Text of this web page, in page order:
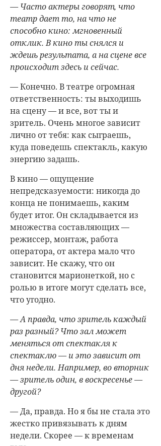
— Часто актеры говорят, что
театр дает то, на что не
способно кино: мгновенный
отклик. В кино ты снялся и
ждешь результата, а на сцене все
происходит здесь и сейчас.
— Конечно. В театре огромная
ответственность: ты выходишь
на сцену — и все, вот ты и
зритель. Очень многое зависит
лично от тебя: как сыграешь,
куда поведешь спектакль, какую
энергию задашь.
В кино — ощущение
непредсказуемости: никогда до
конца не понимаешь, каким
будет итог. Он складывается из
множества составляющих —
режиссер, монтаж, работа
оператора, от актера мало что
зависит. Не скажу, что он
становится марионеткой, но с
ролью в итоге могут сделать все,
что угодно.
— А правда, что зритель каждый
раз разный? Что зал может
меняться от спектакля к
спектаклю — и это зависит от
дня недели. Например, во вторник
— зритель один, в воскресенье —
другой?
— Да, правда. Но я бы не стала это
жестко привязывать к дням
недели. Скорее — к временам